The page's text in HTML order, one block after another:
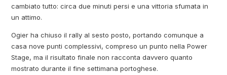
cambiato tutto: circa due minuti persi e una vittoria sfumata in
un attimo.
Ogier ha chiuso il rally al sesto posto, portando comunque a
casa nove punti complessivi, compreso un punto nella Power
Stage, ma il risultato finale non racconta davvero quanto
mostrato durante il fine settimana portoghese.